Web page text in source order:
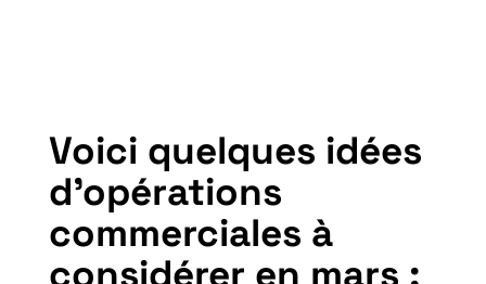
Voici quelques idées
d’opérations
commerciales à
considérer en mars :